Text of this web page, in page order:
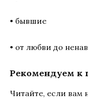
• бывшие
• от любви до
Рекомендуем к
Читайте, если вам